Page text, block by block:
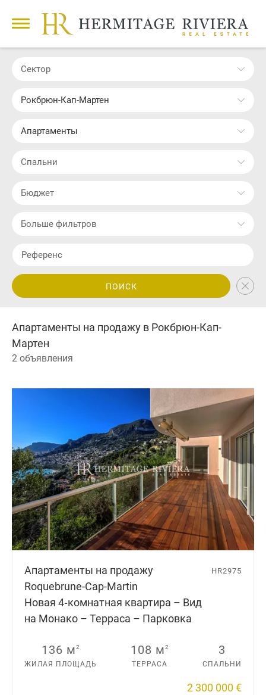
Сектор
Рокбрюн-Кап-Мартен
Апартаменты
Cпальни
Бюджет
Больше фильтров
ПОИСК
Апартаменты на продажу в Рокбрюн-Кап-
Мартен
2 объявления
Апартаменты на продажу
Roquebrune-Cap-Martin
Новая 4‑комнатная квартира – Вид
на Монако – Терраса – Парковка
HR2975
136 м2
ЖИЛАЯ ПЛОЩАДЬ
108 м2
ТЕРРАСА
3
СПАЛЬНИ
2 300 000 €